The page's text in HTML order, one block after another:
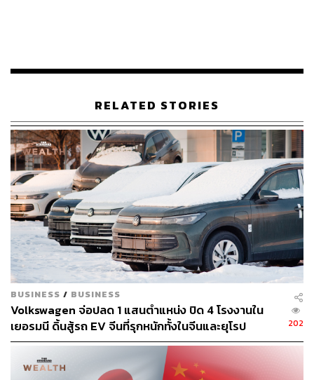
แหล่งข่าวในวงการตลาดทุนรายหนึ่งกล่าวว่า กระแสข่าวลบ
วงกว้างผ่านช่องทางสื่อโซเชียลที่หลากหลาย ซึ่งน่าเป็น
เหตุผลหลักที่ทำให้ราคาหุ้น EA และหุ้นในกลุ่มปรับตัวลดลง
อย่างมาก
แหล่งข่าวระบุว่า ข้อความที่ถูกส่งต่อในสื่อโซเชียลนั้นไม่ใช่
เรื่องใหม่ที่จะทำให้นักลงทุนในตลาดหุ้นตื่นตกใจ โดยเป็น
ประเด็นที่เคยถูกนำมากดดันความเคลื่อนไหวของหุ้น EA ใน
อดีตมาแล้ว จึงเชื่อว่านักลงทุนจะรู้จักคัดกรองและเลือกรับ
ข้อมูลข่าวสารที่น่าเชื่อถือเท่านั้น
ส่วนความเคลื่อนไหวราคาหุ้นพรุ่งนี้ (7 เมษายน) แม้พื้นฐาน
หุ้นไม่ได้มีอะไรเปลี่ยน แต่ประเมินว่าหุ้น EA อาจจะอยู่ใน
ภาวะ Overhang เนื่องจากนักลงทุนสถาบันน่าจะชะลอการ
ลงทุนจนกว่ากระแสข่าวดังกล่าวจะจางหายไป
‘หยวนต้า’ จ่อเอาผิดผู้แอบอ้างชื่อปล่อยข่าวเท็จ
RELATED STORIES
BUSINESS / BUSINESS
Volkswagen จ่อปลด 1 แสนตำแหน่ง ปิด 4 โรงงานใน
เยอรมนี ดิ้นสู้รถ EV จีนที่รุกหนักทั้งในจีนและยุโรป
202